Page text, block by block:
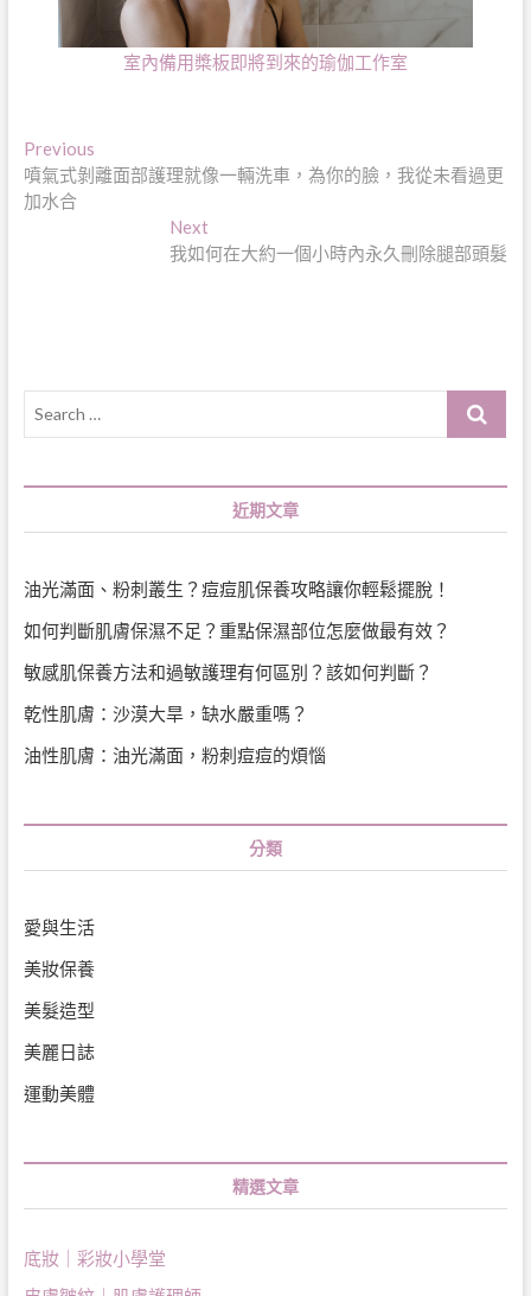
室內備用槳板即將到來的瑜伽工作室
文
章
PreviousPrevious
post:
噴氣式剝離面部護理就像一輛洗車，為你的臉，我從未看過更
加水合
NextNext
post:
我如何在大約一個小時內永久刪除腿部頭髮
Search
近期文章
油光滿面、粉刺叢生？痘痘肌保養攻略讓你輕鬆擺脫！
如何判斷肌膚保濕不足？重點保濕部位怎麼做最有效？
敏感肌保養方法和過敏護理有何區別？該如何判斷？
乾性肌膚：沙漠大旱，缺水嚴重嗎？
油性肌膚：油光滿面，粉刺痘痘的煩惱
分類
愛與生活
美妝保養
美髮造型
美麗日誌
運動美體
精選文章
底妝｜彩妝小學堂